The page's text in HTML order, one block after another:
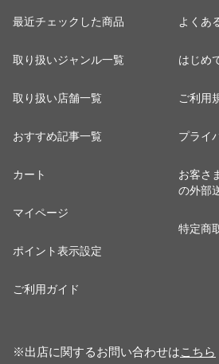
最近チェックした商品
取り扱いジャンル一覧
取り扱い店舗一覧
おすすめ記事一覧
カート
マイページ
ポイント表示設定
ご利用ガイド
よくあ
はじめ
ご利用
プライ
お客さ
の外部
特定商
※出店に関するお問い合わせはこちら